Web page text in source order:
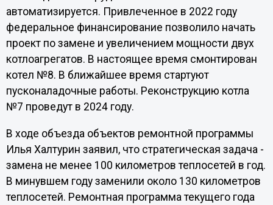
автоматизируется. Привлеченное в 2022 году
федеральное финансирование позволило начать
проект по замене и увеличением мощности двух
котлоагрегатов. В настоящее время смонтирован
котел №8. В ближайшее время стартуют
пусконаладочные работы. Реконструкцию котла
№7 проведут в 2024 году.
В ходе объезда объектов ремонтной программы
Илья Халтурин заявил, что стратегическая задача -
замена не менее 100 километров теплосетей в год.
В минувшем году заменили около 130 километров
теплосетей. Ремонтная программа текущего года